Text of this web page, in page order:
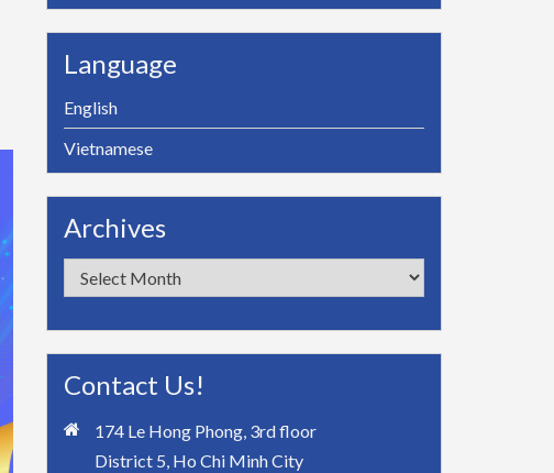
Language
English
Vietnamese
Archives
Archives
Contact Us!
174 Le Hong Phong, 3rd floor
District 5, Ho Chi Minh City